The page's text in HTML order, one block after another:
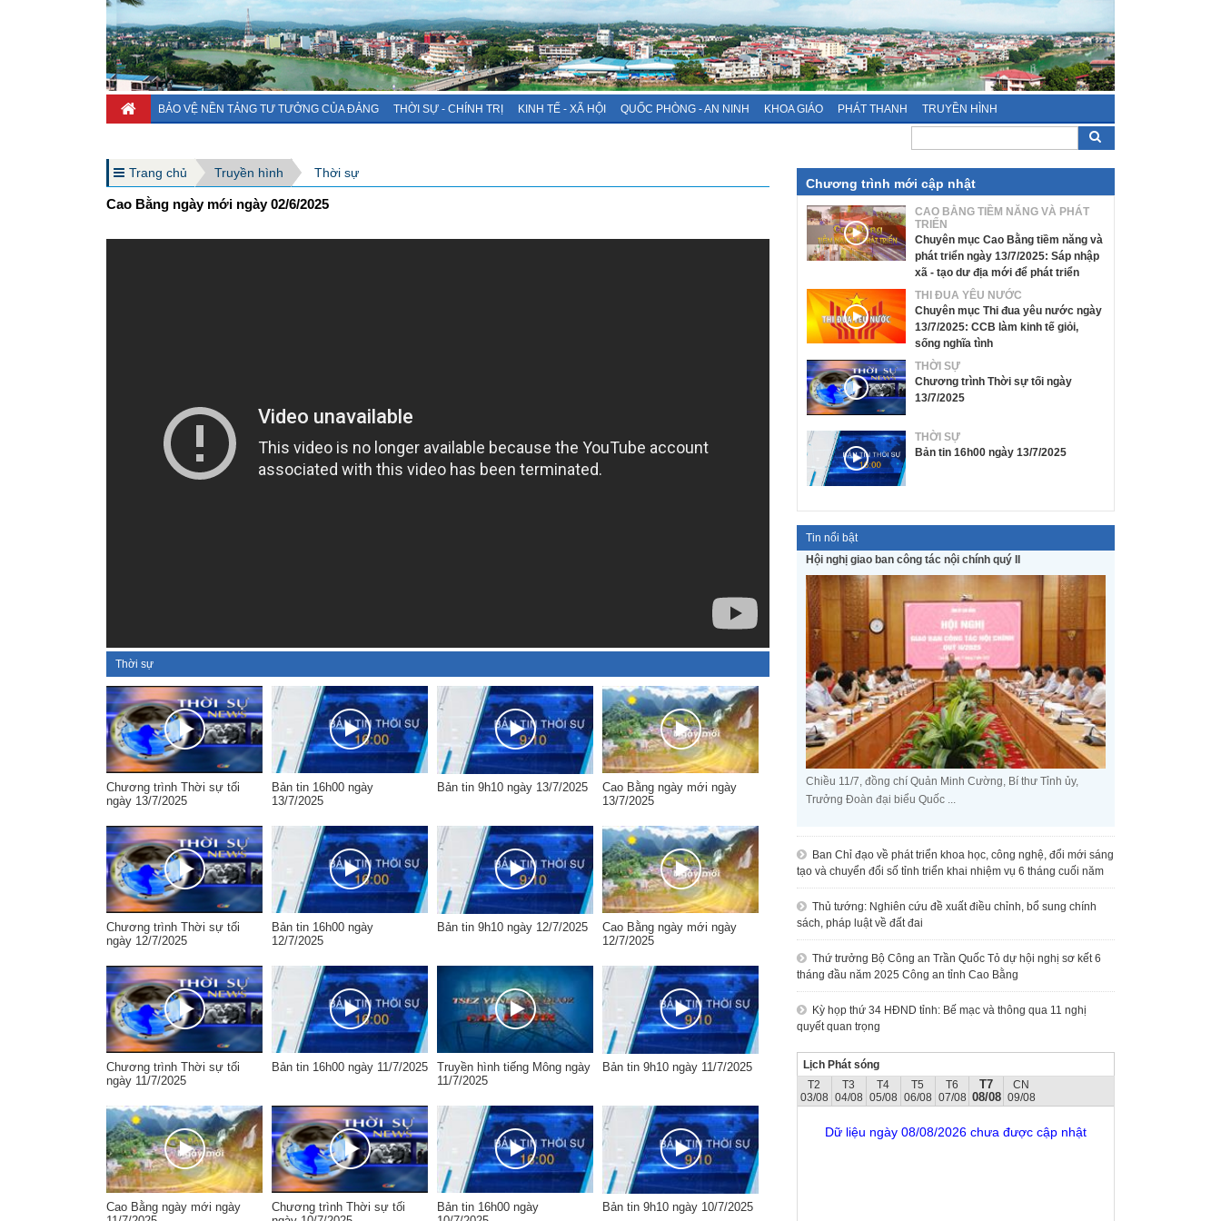
BẢO VỆ NỀN TẢNG TƯ TƯỞNG CỦA ĐẢNG THỜI SỰ - CHÍNH TRỊ KINH TẾ - XÃ HỘI QUỐC PHÒNG - AN NINH KHOA GIÁO PHÁT THANH TRUYỀN HÌNH
Trang chủ Truyền hình Thời sự
Cao Bằng ngày mới ngày 02/6/2025
Thời sự
Chương trình Thời sự tối
ngày 13/7/2025
Bản tin 16h00 ngày
13/7/2025
Bản tin 9h10 ngày 13/7/2025
Cao Bằng ngày mới ngày
13/7/2025
Chương trình Thời sự tối
ngày 12/7/2025
Bản tin 16h00 ngày
12/7/2025
Bản tin 9h10 ngày 12/7/2025
Cao Bằng ngày mới ngày
12/7/2025
Chương trình Thời sự tối
ngày 11/7/2025
Bản tin 16h00 ngày 11/7/2025
Truyền hình tiếng Mông ngày
11/7/2025
Bản tin 9h10 ngày 11/7/2025
Cao Bằng ngày mới ngày
Chương trình Thời sự tối
Bản tin 16h00 ngày
Bản tin 9h10 ngày 10/7/2025
Chương trình mới cập nhật
CAO BẰNG TIỀM NĂNG VÀ PHÁT
TRIỂN
Chuyên mục Cao Bằng tiềm năng và
phát triển ngày 13/7/2025: Sáp nhập
xã - tạo dư địa mới để phát triển
THI ĐUA YÊU NƯỚC
Chuyên mục Thi đua yêu nước ngày
13/7/2025: CCB làm kinh tế giỏi,
sống nghĩa tình
THỜI SỰ
Chương trình Thời sự tối ngày
13/7/2025
THỜI SỰ
Bản tin 16h00 ngày 13/7/2025
Tin nổi bật
Hội nghị giao ban công tác nội chính quý II
Chiều 11/7, đồng chí Quản Minh Cường, Bí thư Tỉnh ủy,
Trưởng Đoàn đại biểu Quốc ...
Ban Chỉ đạo về phát triển khoa học, công nghệ, đổi mới sáng
tạo và chuyển đổi số tỉnh triển khai nhiệm vụ 6 tháng cuối năm
Thủ tướng: Nghiên cứu đề xuất điều chỉnh, bổ sung chính
sách, pháp luật về đất đai
Thứ trưởng Bộ Công an Trần Quốc Tỏ dự hội nghị sơ kết 6
tháng đầu năm 2025 Công an tỉnh Cao Bằng
Kỳ họp thứ 34 HĐND tỉnh: Bế mạc và thông qua 11 nghị
quyết quan trọng
Lịch Phát sóng
T2
03/08
T3
04/08
T4
05/08
T5
06/08
T6
07/08
T7
08/08
CN
09/08
Dữ liệu ngày 08/08/2026 chưa được cập nhật